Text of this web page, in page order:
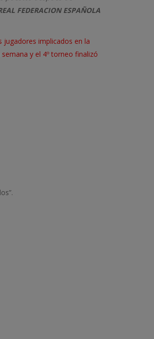
FEDERACION ESPAÑOLA
jugadores implicados en la
y el 4º torneo finalizó